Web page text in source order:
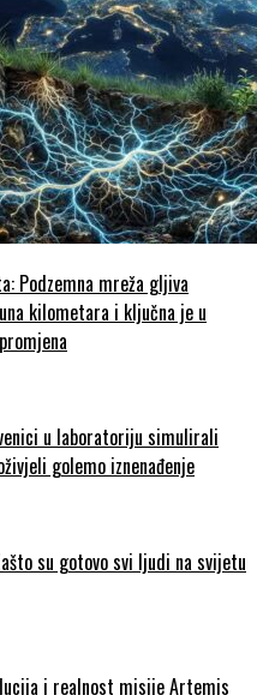
Podzemna mreža gljiva
kilometara i ključna je u
u laboratoriju simulirali
golemo iznenađenje
su gotovo svi ljudi na svijetu
i realnost misije Artemis